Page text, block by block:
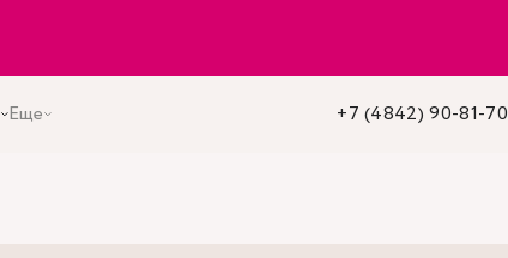
Еще +7 (4842) 90-81-70